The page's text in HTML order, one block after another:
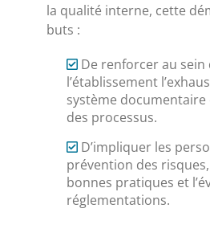
la qualité interne, cette
buts :
De renforcer au sein
l’établissement
système
des processus.
D’impliquer les
prévention des
bonnes pratiques et
réglementations.